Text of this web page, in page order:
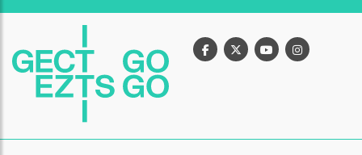
Facebook
X YoutubeInstagram